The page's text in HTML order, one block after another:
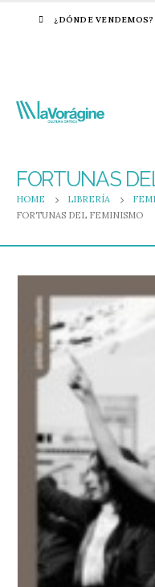
¿DÓNDE VENDEMOS?
FORTUNAS
HOME LIBRERÍA
FORTUNAS DEL FEMINISMO